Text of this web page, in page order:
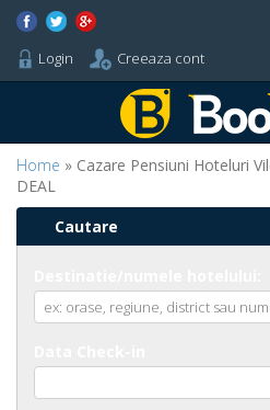
Login Creeaza cont
Home » Cazare Pensiuni Hoteluri
DEAL
Cautare